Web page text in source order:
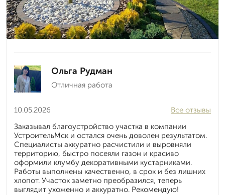
Ольга Рудман
Отличная работа
10.05.2026
Все отзывы
Заказывал благоустройство участка в компании
УстроительМск и остался очень доволен результатом.
Специалисты аккуратно расчистили и выровняли
территорию, быстро посеяли газон и красиво
оформили клумбу декоративными кустарниками.
Работы выполнены качественно, в срок и без лишних
хлопот. Участок заметно преобразился, теперь
выглядит ухоженно и аккуратно. Рекомендую!